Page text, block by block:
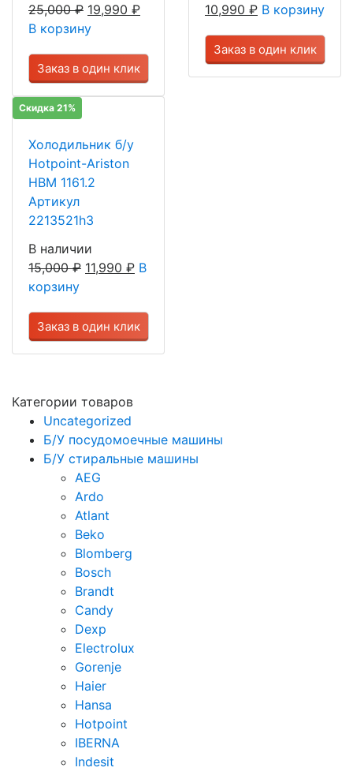
25,000₽ 19,990 ₽
В корзину
Заказ в один клик
10,990 ₽ В корзину
Заказ в один клик
Скидка 21%
Холодильник б/у
Hotpoint-Ariston
HBM 1161.2
Артикул
2213521h3
В наличии
15,000₽ 11,990 ₽ В
корзину
Заказ в один клик
Категории товаров
Uncategorized
Б/У посудомоечные машины
Б/У стиральные машины
AEG
Ardo
Atlant
Beko
Blomberg
Bosch
Brandt
Candy
Dexp
Electrolux
Gorenje
Haier
Hansa
Hotpoint
IBERNA
Indesit